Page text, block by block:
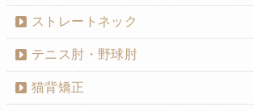
ストレートネック
テニス肘・野球肘
猫背矯正